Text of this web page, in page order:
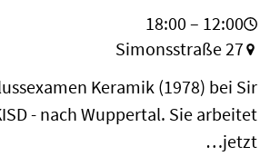
12:00 – 18:00
Simonsstraße 27
Keramik (1978) bei Sir
- nach Wuppertal. Sie arbeitet
jetzt…